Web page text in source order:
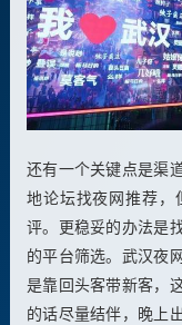
还有一个关键点是渠
地论坛找夜网推荐，
评。更稳妥的办法是
的平台筛选。武汉夜
是靠回头客带新客，
的话尽量结伴，晚上